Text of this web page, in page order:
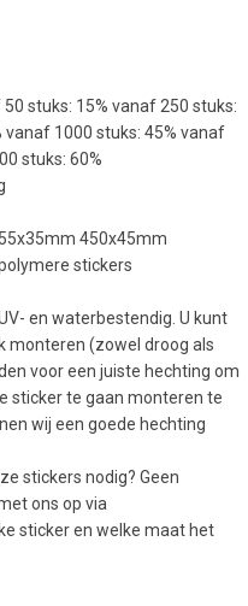
stuks: 15% vanaf 250 stuks:
vanaf 1000 stuks: 45% vanaf
stuks: 60%
450x45mm
stickers
en waterbestendig. U kunt
monteren (zowel droog als
voor een juiste hechting om
sticker te gaan monteren te
wij een goede hechting
stickers nodig? Geen
ons op via
sticker en welke maat het